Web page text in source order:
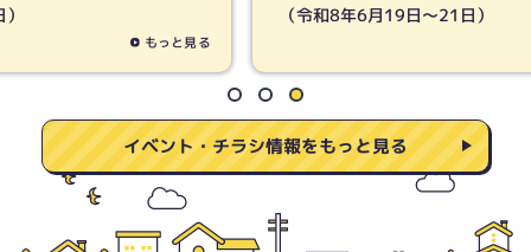
イベント・チラシ情報をもっと見る